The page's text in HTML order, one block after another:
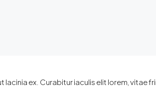
ex. Curabitur iaculis elit lorem, vitae